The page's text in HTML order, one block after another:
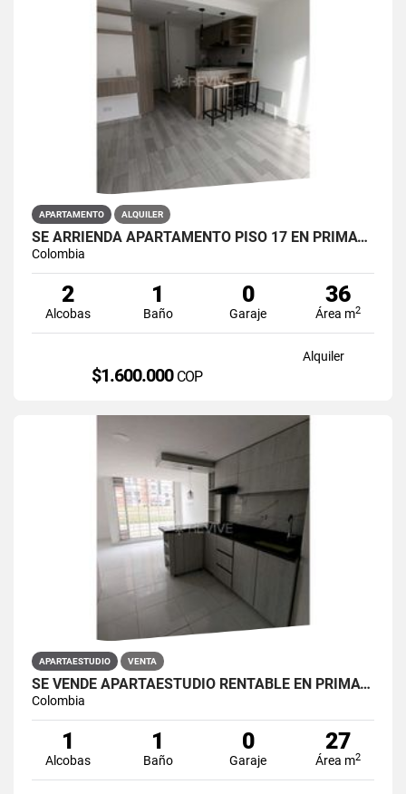
APARTAMENTO ALQUILER
SE ARRIENDA APARTAMENTO PISO 17 EN PRIMAVERA 6-39 PUENTE ARANDA
Colombia
2
Alcobas
1
Baño
0
Garaje
36
Área m2
Alquiler
$1.600.000 COP
APARTAESTUDIO VENTA
SE VENDE APARTAESTUDIO RENTABLE EN PRIMAVERA 6-39 ET 2
Colombia
1
Alcobas
1
Baño
0
Garaje
27
Área m2